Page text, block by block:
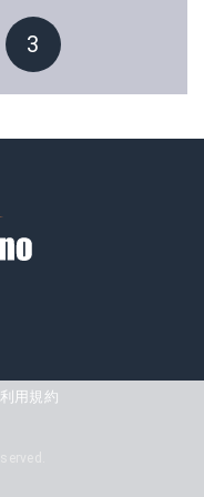
3
利用規約